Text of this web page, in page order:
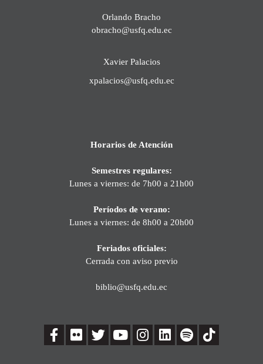
Orlando Bracho
obracho@usfq.edu.ec
Xavier Palacios
xpalacios@usfq.edu.ec
Horarios de Atención
Semestres regulares:
Lunes a viernes: de 7h00 a 21h00
Períodos de verano:
Lunes a viernes: de 8h00 a 20h00
Feriados oficiales:
Cerrada con aviso previo
biblio@usfq.edu.ec